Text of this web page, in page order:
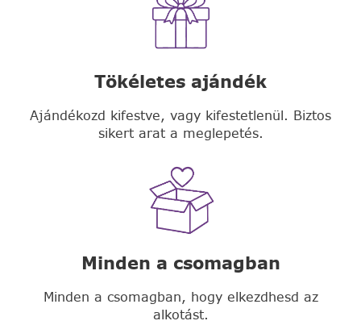
Tökéletes ajándék
Ajándékozd kifestve, vagy kifestetlenül. Biztos
sikert arat a meglepetés.
Minden a csomagban
Minden a csomagban, hogy elkezdhesd az
alkotást.